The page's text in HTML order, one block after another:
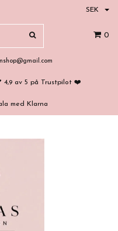
SEK
0
4,9 av 5 på Trustpilot ❤️
med Klarna